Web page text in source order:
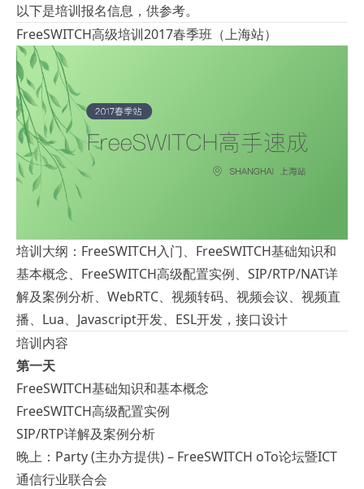
以下是培训报名信息，供参考。
FreeSWITCH高级培训2017春季班（上海站）
培训大纲：FreeSWITCH入门、FreeSWITCH基础知识和
基本概念、FreeSWITCH高级配置实例、SIP/RTP/NAT详
解及案例分析、WebRTC、视频转码、视频会议、视频直
播、Lua、Javascript开发、ESL开发，接口设计
培训内容
第一天
FreeSWITCH基础知识和基本概念
FreeSWITCH高级配置实例
SIP/RTP详解及案例分析
晚上：Party (主办方提供) – FreeSWITCH oTo论坛暨ICT
通信行业联合会